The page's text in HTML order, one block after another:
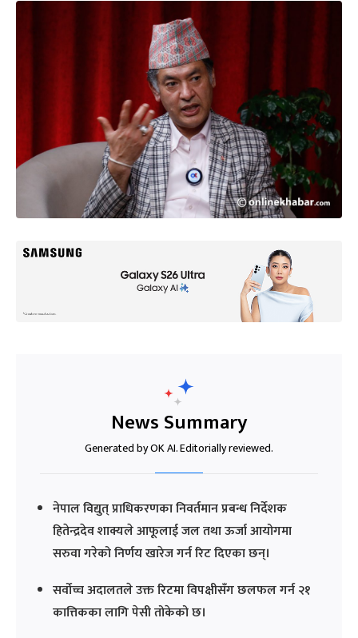
News Summary
Generated by OK AI. Editorially reviewed.
नेपाल विद्युत् प्राधिकरणका निवर्तमान प्रबन्ध निर्देशक
हितेन्द्रदेव शाक्यले आफूलाई जल तथा ऊर्जा आयोगमा
सरुवा गरेको निर्णय खारेज गर्न रिट दिएका छन्।
सर्वोच्च अदालतले उक्त रिटमा विपक्षीसँग छलफल गर्न २१
कात्तिकका लागि पेसी तोकेको छ।